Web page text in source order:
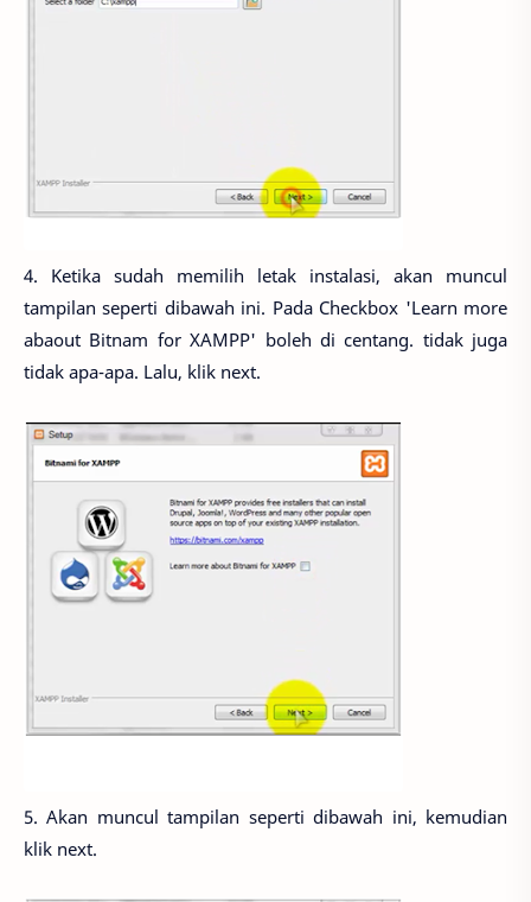
4. Ketika sudah memilih letak instalasi, akan muncul
tampilan seperti dibawah ini. Pada Checkbox 'Learn more
abaout Bitnam for XAMPP' boleh di centang. tidak juga
tidak apa-apa. Lalu, klik next.
5. Akan muncul tampilan seperti dibawah ini, kemudian
klik next.